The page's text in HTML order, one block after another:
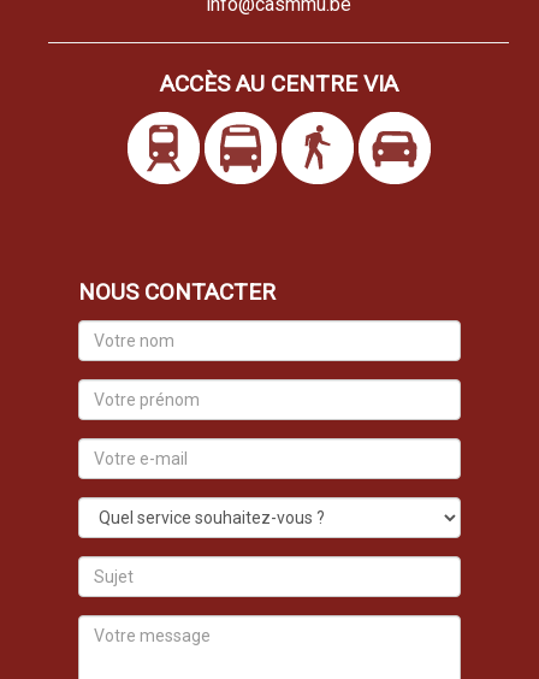
ACCÈS AU CENTRE VIA
NOUS CONTACTER
Votre
nom
Votre
prénom
Votre
e-
mail
Quel
service
souhaitez-
vous
Sujet
Votre